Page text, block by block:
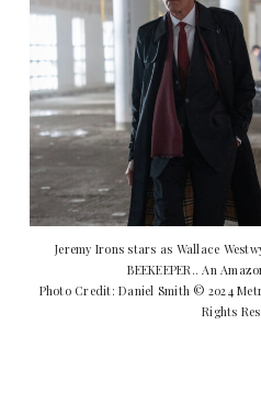
Jeremy Irons stars as Wallace
BEEKEEPER.. An
Photo Credit: Daniel Smith © 2024
Rights